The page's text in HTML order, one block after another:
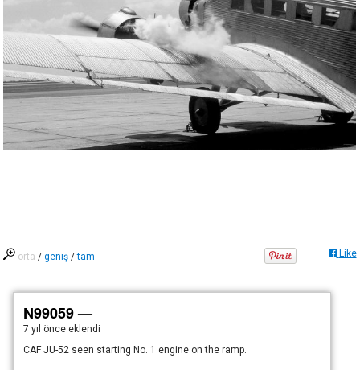
orta /geniş /tam Like
N99059 —
7 yıl önce eklendi
CAF JU-52 seen starting No. 1 engine on the ramp.